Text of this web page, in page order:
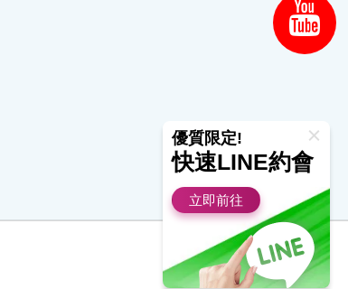
優質限定!
快速LINE約會
立即前往